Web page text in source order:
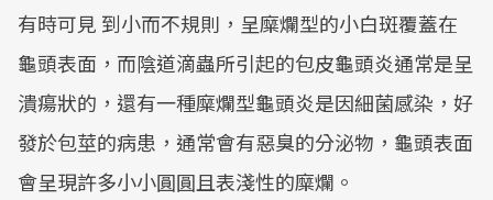
有時可見 到小而不規則，呈糜爛型的小白斑覆蓋在
龜頭表面，而陰道滴蟲所引起的包皮龜頭炎通常是呈
潰瘍狀的，還有一種糜爛型龜頭炎是因細菌感染，好
發於包莖的病患，通常會有惡臭的分泌物，龜頭表面
會呈現許多小小圓圓且表淺性的糜爛。